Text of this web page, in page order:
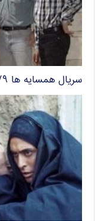
سریال همسایه ها ۱۳۷۹